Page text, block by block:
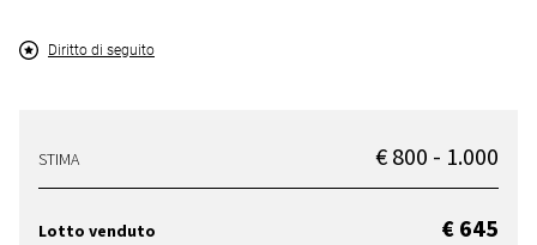
Diritto di seguito
STIMA € 800 - 1.000
Lotto venduto € 645